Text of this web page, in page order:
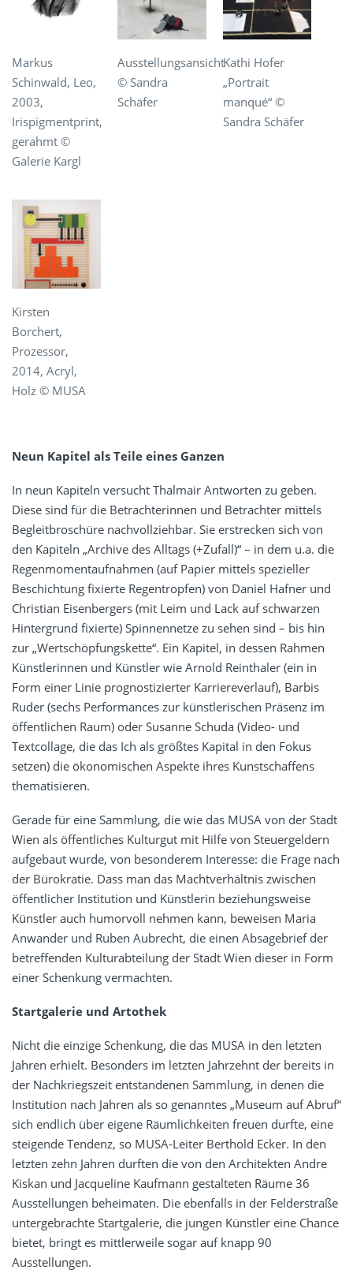
Markus
Schinwald, Leo,
2003,
Irispigmentprint,
gerahmt ©
Galerie Kargl
Ausstellungsansicht
© Sandra
Schäfer
Kathi Hofer
„Portrait
manqué“ ©
Sandra Schäfer
Kirsten
Borchert,
Prozessor,
2014, Acryl,
Holz © MUSA
Neun Kapitel als Teile eines Ganzen
In neun Kapiteln versucht Thalmair Antworten zu geben.
Diese sind für die Betrachterinnen und Betrachter mittels
Begleitbroschüre nachvollziehbar. Sie erstrecken sich von
den Kapiteln „Archive des Alltags (+Zufall)“ – in dem u.a. die
Regenmomentaufnahmen (auf Papier mittels spezieller
Beschichtung fixierte Regentropfen) von Daniel Hafner und
Christian Eisenbergers (mit Leim und Lack auf schwarzen
Hintergrund fixierte) Spinnennetze zu sehen sind – bis hin
zur „Wertschöpfungskette“. Ein Kapitel, in dessen Rahmen
Künstlerinnen und Künstler wie Arnold Reinthaler (ein in
Form einer Linie prognostizierter Karriereverlauf), Barbis
Ruder (sechs Performances zur künstlerischen Präsenz im
öffentlichen Raum) oder Susanne Schuda (Video- und
Textcollage, die das Ich als größtes Kapital in den Fokus
setzen) die ökonomischen Aspekte ihres Kunstschaffens
thematisieren.
Gerade für eine Sammlung, die wie das MUSA von der Stadt
Wien als öffentliches Kulturgut mit Hilfe von Steuergeldern
aufgebaut wurde, von besonderem Interesse: die Frage nach
der Bürokratie. Dass man das Machtverhältnis zwischen
öffentlicher Institution und Künstlerin beziehungsweise
Künstler auch humorvoll nehmen kann, beweisen Maria
Anwander und Ruben Aubrecht, die einen Absagebrief der
betreffenden Kulturabteilung der Stadt Wien dieser in Form
einer Schenkung vermachten.
Startgalerie und Artothek
Nicht die einzige Schenkung, die das MUSA in den letzten
Jahren erhielt. Besonders im letzten Jahrzehnt der bereits in
der Nachkriegszeit entstandenen Sammlung, in denen die
Institution nach Jahren als so genanntes „Museum auf Abruf“
sich endlich über eigene Räumlichkeiten freuen durfte, eine
steigende Tendenz, so MUSA-Leiter Berthold Ecker. In den
letzten zehn Jahren durften die von den Architekten Andre
Kiskan und Jacqueline Kaufmann gestalteten Räume 36
Ausstellungen beheimaten. Die ebenfalls in der Felderstraße
untergebrachte Startgalerie, die jungen Künstler eine Chance
bietet, bringt es mittlerweile sogar auf knapp 90
Ausstellungen.